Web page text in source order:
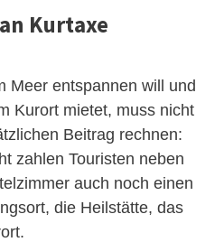
Kurtaxe
Meer entspannen will und
Kurort mietet, muss nicht
Beitrag rechnen:
zahlen Touristen neben
auch noch einen
die Heilstätte, das